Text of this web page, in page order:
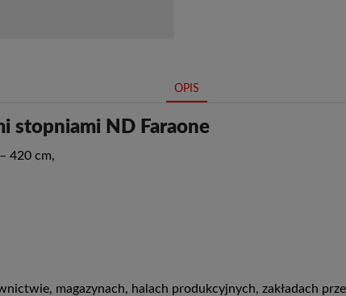
OPIS
stopniami ND Faraone
420 cm,
magazynach, halach produkcyjnych, zakładach